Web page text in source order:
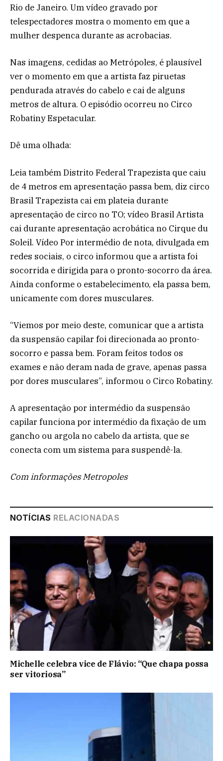
Rio de Janeiro. Um vídeo gravado por
telespectadores mostra o momento em que a
mulher despenca durante as acrobacias.
Nas imagens, cedidas ao Metrópoles, é plausível
ver o momento em que a artista faz piruetas
pendurada através do cabelo e cai de alguns
metros de altura. O episódio ocorreu no Circo
Robatiny Espetacular.
Dê uma olhada:
Leia também Distrito Federal Trapezista que caiu
de 4 metros em apresentação passa bem, diz circo
Brasil Trapezista cai em plateia durante
apresentação de circo no TO; vídeo Brasil Artista
cai durante apresentação acrobática no Cirque du
Soleil. Vídeo Por intermédio de nota, divulgada em
redes sociais, o circo informou que a artista foi
socorrida e dirigida para o pronto-socorro da área.
Ainda conforme o estabelecimento, ela passa bem,
unicamente com dores musculares.
“Viemos por meio deste, comunicar que a artista
da suspensão capilar foi direcionada ao pronto-
socorro e passa bem. Foram feitos todos os
exames e não deram nada de grave, apenas passa
por dores musculares”, informou o Circo Robatiny.
A apresentação por intermédio da suspensão
capilar funciona por intermédio da fixação de um
gancho ou argola no cabelo da artista, que se
conecta com um sistema para suspendê-la.
Com informações Metropoles
NOTÍCIAS RELACIONADAS
Michelle celebra vice de Flávio: “Que chapa possa
ser vitoriosa”